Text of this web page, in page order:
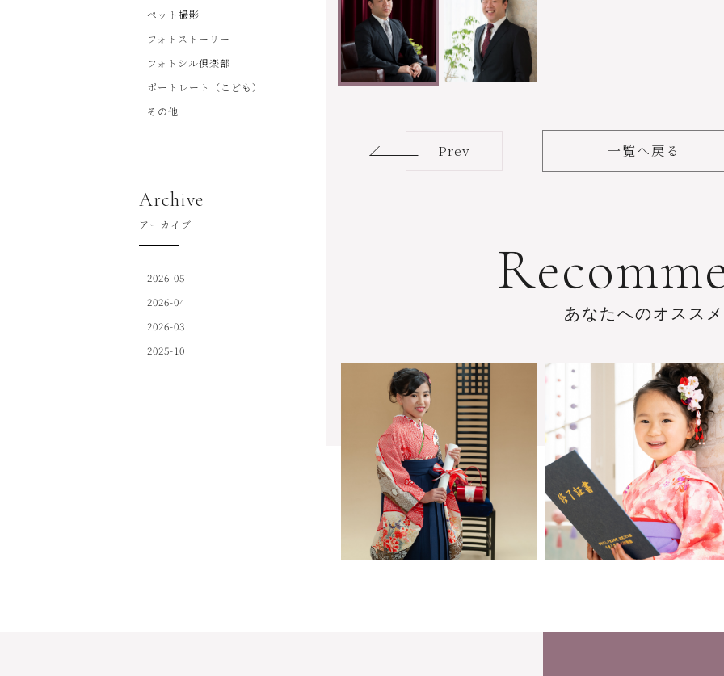
Prev 一覧へ戻る
Recomm
あなたへのオ ス ス メ
ペット撮影
フォトストーリー
フォトシル倶楽部
ポートレート（こども）
その他
Archive
アーカイブ
2026-05
2026-04
2026-03
2025-10